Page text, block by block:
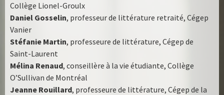
Collège Lionel-Groulx
Daniel Gosselin, professeur de littérature retraité, Cégep
Vanier
Stéfanie Martin, professeure de littérature, Cégep de
Saint-Laurent
Mélina Renaud, conseillère à la vie étudiante, Collège
O’Sullivan de Montréal
Jeanne Rouillard, professeure de littérature, Cégep de la